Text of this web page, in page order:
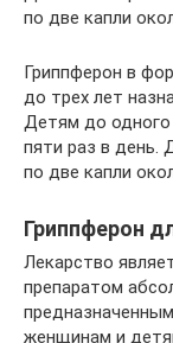
по две капли
Гриппферон в
до трех лет
Детям до одного
пяти раз в день.
по две капли
Гриппферон
Лекарство
препаратом
женщинам и